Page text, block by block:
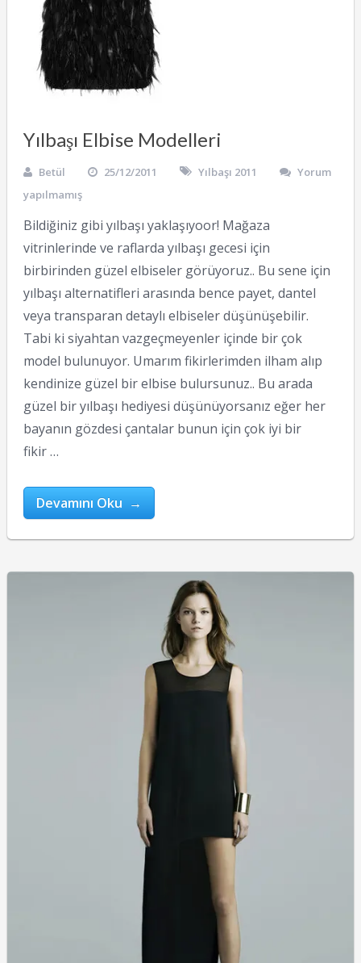
Yılbaşı Elbise Modelleri
Betül 25/12/2011 Yılbaşı 2011
Yorum
yapılmamış
Bildiğiniz gibi yılbaşı yaklaşıyoor! Mağaza
vitrinlerinde ve raflarda yılbaşı gecesi için
birbirinden güzel elbiseler görüyoruz.. Bu sene için
yılbaşı alternatifleri arasında bence payet, dantel
veya transparan detaylı elbiseler düşünüşebilir.
Tabi ki siyahtan vazgeçmeyenler içinde bir çok
model bulunuyor. Umarım fikirlerimden ilham alıp
kendinize güzel bir elbise bulursunuz.. Bu arada
güzel bir yılbaşı hediyesi düşünüyorsanız eğer her
bayanın gözdesi çantalar bunun için çok iyi bir
fikir …
Devamını Oku →